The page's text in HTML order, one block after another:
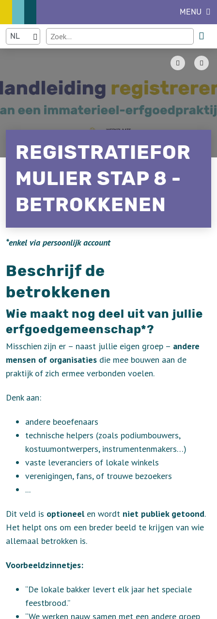
MENU
REGISTRATIEFOR
MULIER STAP 8 -
BETROKKENEN
*enkel via persoonlijk account
Beschrijf de
betrokkenen
Wie maakt nog deel uit van jullie
erfgoedgemeenschap*?
Misschien zijn er – naast jullie eigen groep – andere
mensen of organisaties die mee bouwen aan de
praktijk of zich ermee verbonden voelen.
Denk aan:
andere beoefenaars
technische helpers (zoals podiumbouwers,
kostuumontwerpers, instrumentenmakers…)
vaste leveranciers of lokale winkels
verenigingen, fans, of trouwe bezoekers
...
Dit veld is optioneelen wordt niet publiek getoond.
Het helpt ons om een breder beeld te krijgen van wie
allemaal betrokken is.
Voorbeeldzinnetjes:
“De lokale bakker levert elk jaar het speciale
feestbrood.”
“We werken nauw samen met een andere groep